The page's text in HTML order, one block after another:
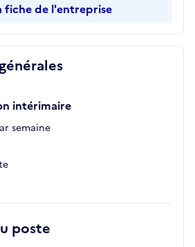
intérimaire
semaine
poste
fiche de l'entreprise